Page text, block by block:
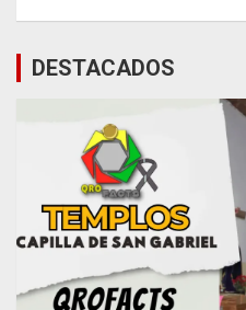
DESTACADOS